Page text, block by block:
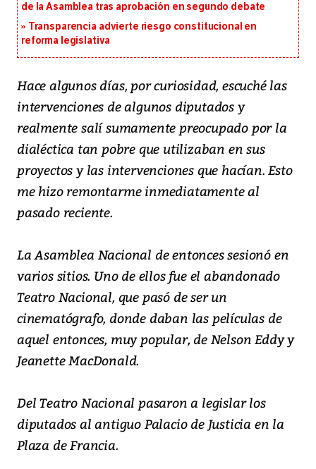
de la Asamblea tras aprobación en segundo debate
Transparencia advierte riesgo constitucional en
reforma legislativa
Hace algunos días, por curiosidad, escuché las
intervenciones de algunos diputados y
realmente salí sumamente preocupado por la
dialéctica tan pobre que utilizaban en sus
proyectos y las intervenciones que hacían. Esto
me hizo remontarme inmediatamente al
pasado reciente.
La Asamblea Nacional de entonces sesionó en
varios sitios. Uno de ellos fue el abandonado
Teatro Nacional, que pasó de ser un
cinematógrafo, donde daban las películas de
aquel entonces, muy popular, de Nelson Eddy y
Jeanette MacDonald.
Del Teatro Nacional pasaron a legislar los
diputados al antiguo Palacio de Justicia en la
Plaza de Francia.